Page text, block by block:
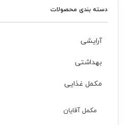
دسته بندی محصولات
آرایشی
بهداشتی
مکمل غذایی
مکمل آقایان